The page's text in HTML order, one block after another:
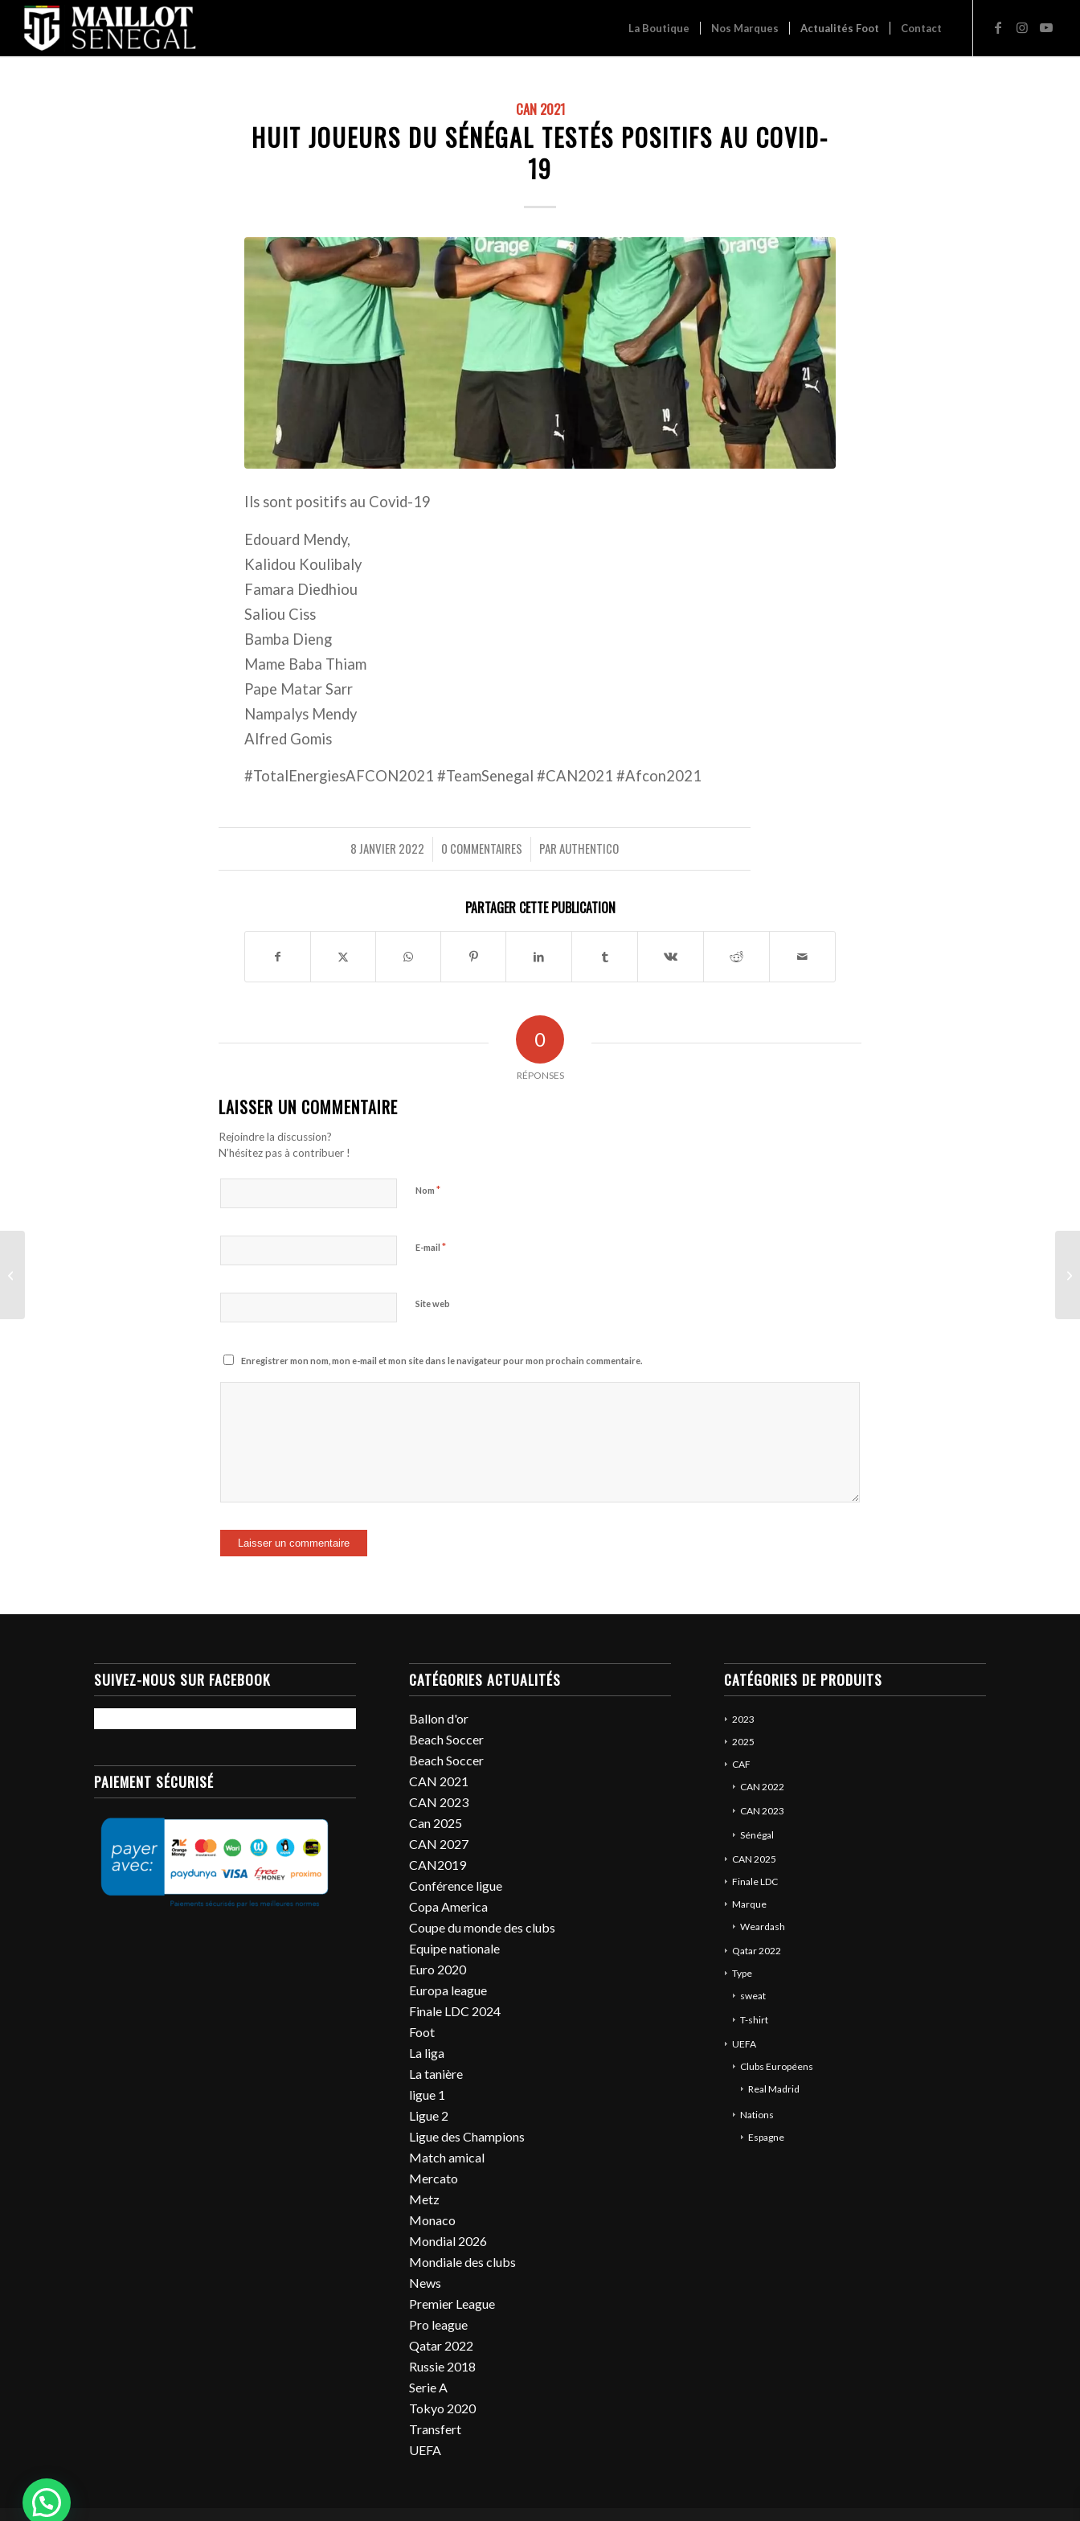
La Boutique Nos Marques Actualités Foot Contact
CAN 2021
HUIT JOUEURS DU SÉNÉGAL TESTÉS POSITIFS AU COVID-
19
Ils sont positifs au Covid-19
Edouard Mendy,
Kalidou Koulibaly
Famara Diedhiou
Saliou Ciss
Bamba Dieng
Mame Baba Thiam
Pape Matar Sarr
Nampalys Mendy
Alfred Gomis
#TotalEnergiesAFCON2021 #TeamSenegal #CAN2021 #Afcon2021
8 JANVIER 2022
/ 0 COMMENTAIRES
/ PARAUTHENTICO
PARTAGER CETTE PUBLICATION
0
RÉPONSES
LAISSER UN COMMENTAIRE
Rejoindre la discussion?
N’hésitez pas à contribuer !
Nom *
E-mail *
Site web
Enregistrer mon nom, mon e-mail et mon site dans le navigateur pour mon prochain commentaire.
SUIVEZ-NOUS SUR FACEBOOK
PAIEMENT SÉCURISÉ
CATÉGORIES ACTUALITÉS
Ballon d'or
Beach Soccer
Beach Soccer
CAN 2021
CAN 2023
Can 2025
CAN 2027
CAN2019
Conférence ligue
Copa America
Coupe du monde des clubs
Equipe nationale
Euro 2020
Europa league
Finale LDC 2024
Foot
La liga
La tanière
ligue 1
Ligue 2
Ligue des Champions
Match amical
Mercato
Metz
Monaco
Mondial 2026
Mondiale des clubs
News
Premier League
Pro league
Qatar 2022
Russie 2018
Serie A
Tokyo 2020
Transfert
UEFA
CATÉGORIES DE PRODUITS
2023
2025
CAF
CAN 2022
CAN 2023
Sénégal
CAN 2025
Finale LDC
Marque
Weardash
Qatar 2022
Type
sweat
T-shirt
UEFA
Clubs Européens
Real Madrid
Nations
Espagne